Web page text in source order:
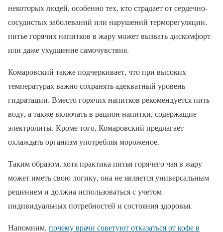
некоторых людей, особенно тех, кто страдает от сердечно-
сосудистых заболеваний или нарушений терморегуляции,
питье горячих напитков в жару может вызвать дискомфорт
или даже ухудшение самочувствия.
Комаровский также подчеркивает, что при высоких
температурах важно сохранять адекватный уровень
гидратации. Вместо горячих напитков рекомендуется пить
воду, а также включать в рацион напитки, содержащие
электролиты. Кроме того, Комаровский предлагает
охлаждать организм употребляя мороженое.
Таким образом, хотя практика питья горячего чая в жару
может иметь свою логику, она не является универсальным
решением и должна использоваться с учетом
индивидуальных потребностей и состояния здоровья.
Напомним, почему врачи советуют отказаться от кофе в